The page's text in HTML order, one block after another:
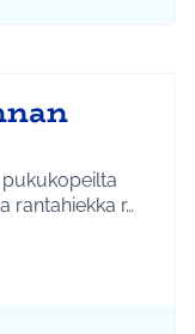
rantahiekka r…
Ympäristö